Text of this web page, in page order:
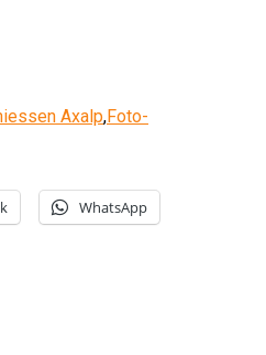
Axalp,Foto-
WhatsApp